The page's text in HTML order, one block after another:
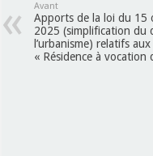
Avant
Apports de la loi du 15
2025 (simplification du
l’urbanisme) relatifs aux
« Résidence à vocation